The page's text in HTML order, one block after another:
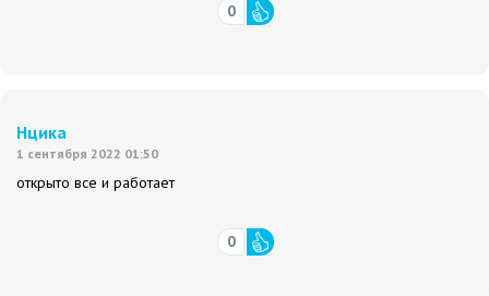
0
Нцика
1 сентября 2022 01:50
открыто все и работает
0